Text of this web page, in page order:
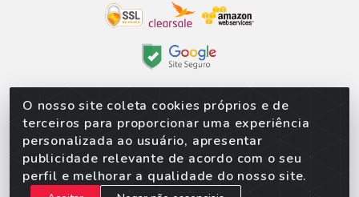
O nosso site coleta cookies próprios e de
terceiros para proporcionar uma experiência
personalizada ao usuário, apresentar
publicidade relevante de acordo com o seu
perfil e melhorar a qualidade do nosso site.
Sorpan - Rodovia dos Imigrantes, Lote 06, São
Matheus, Várzea Grande/MT – CEP 78152-135 -
CNPJ 02.623.537/0010-24